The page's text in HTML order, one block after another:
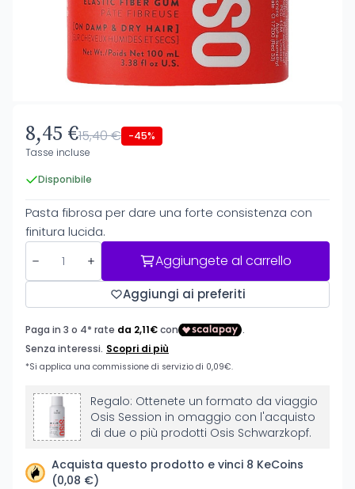
8,45 €15,40 € -45%
Tasse incluse
Disponibile
Pasta fibrosa per dare una forte consistenza con
finitura lucida.
Aggiungete al carrello
Aggiungi ai preferiti
Regalo: Ottenete un formato da viaggio
Osis Session in omaggio con l'acquisto
di due o più prodotti Osis Schwarzkopf.
Acquista questo prodotto e vinci 8 KeCoins
(0,08 €)